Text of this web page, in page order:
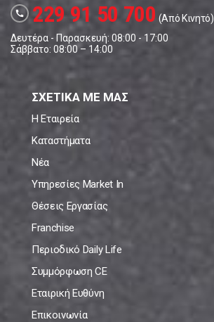
call 229 91 50 700 (Από Κινητό)
Δευτέρα - Παρασκευή: 08:00 - 17:00
Σάββατο: 08:00 – 14:00
ΣΧΕΤΙΚΑ ΜΕ ΜΑΣ
Η Εταιρεία
Καταστήματα
Νέα
Υπηρεσίες Market In
Θέσεις Εργασίας
Franchise
Περιοδικό Daily Life
Συμμόρφωση CE
Εταιρική Ευθύνη
Επικοινωνία